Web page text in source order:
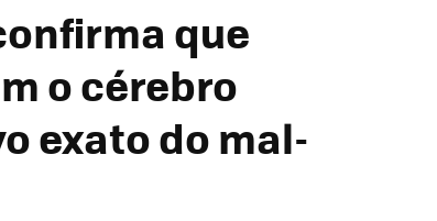
que
o cérebro
exato do mal-